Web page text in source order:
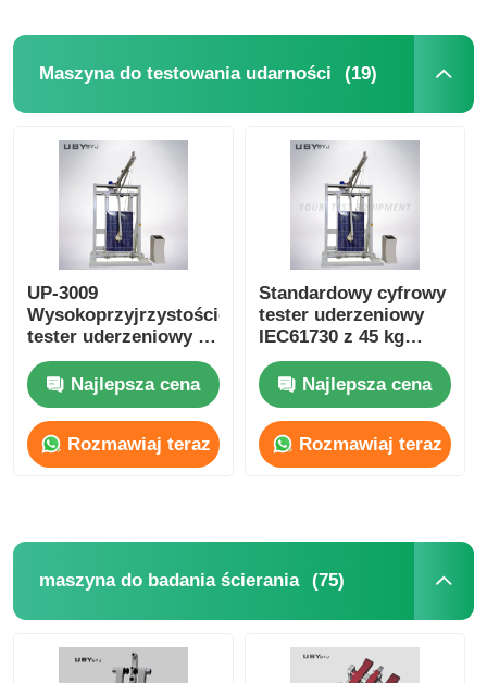
Maszyna do testowania udarności (19)
UP-3009
Wysokoprzyjrzystościowy
tester uderzeniowy z
modułem
fotowoltaicznym z
zakładką strzelaną z
zgodnością IEC61730-
2 i dostosowalnym
obszarem uderzenia
Najlepsza cena
Rozmawiaj teraz
Standardowy cyfrowy
tester uderzeniowy
IEC61730 z 45 kg
worka strzelanego do
testowania szkła
bezpieczeństwa
Najlepsza cena
Rozmawiaj teraz
maszyna do badania ścierania (75)